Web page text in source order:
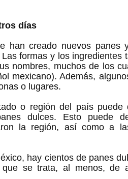
días
han creado nuevos panes
formas y los ingredientes
nombres, muchos de los
mexicano). Además,
o lugares.
o región del país
dulces. Esto puede
la región, así como a
hay cientos de panes
que se trata, al menos, de